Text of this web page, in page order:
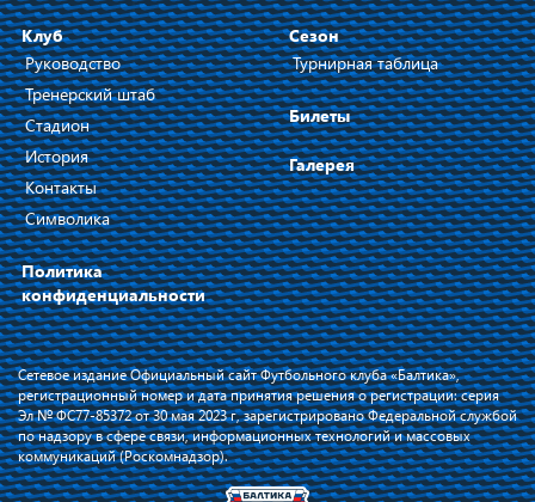
Клуб
Руководство
Тренерский штаб
Стадион
История
Контакты
Символика
Политика
конфиденциальности
Сезон
Турнирная таблица
Билеты
Галерея
Сетевое издание Официальный сайт Футбольного клуба «Балтика»,
регистрационный номер и дата принятия решения о регистрации: серия
Эл № ФС77-85372 от 30 мая 2023 г, зарегистрировано Федеральной службой
по надзору в сфере связи, информационных технологий и массовых
коммуникаций (Роскомнадзор).